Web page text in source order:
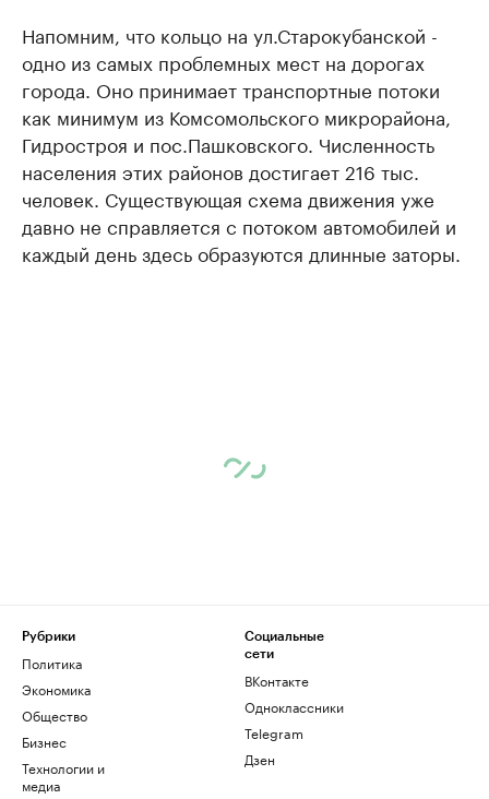
Напомним, что кольцо на ул.Старокубанской -
одно из самых проблемных мест на дорогах
города. Оно принимает транспортные потоки
как минимум из Комсомольского микрорайона,
Гидростроя и пос.Пашковского. Численность
населения этих районов достигает 216 тыс.
человек. Существующая схема движения уже
давно не справляется с потоком автомобилей и
каждый день здесь образуются длинные заторы.
Рубрики
Политика
Экономика
Общество
Бизнес
Технологии и
медиа
Социальные
сети
ВКонтакте
Одноклассники
Telegram
Дзен